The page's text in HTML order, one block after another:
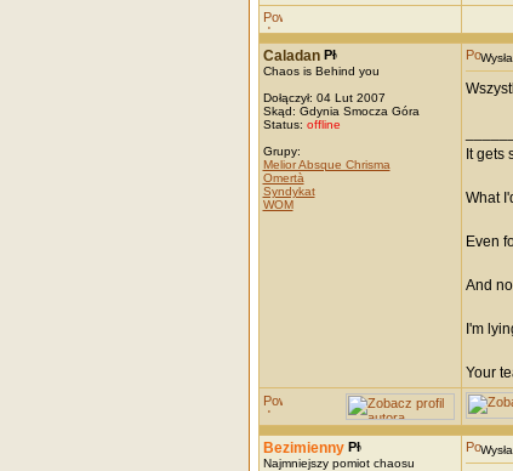
Caladan
Chaos is Behind you
Dołączył: 04 Lut 2007
Skąd: Gdynia Smocza Góra
Status: offline
Grupy:
Melior Absque Chrisma
Omertà
Syndykat
WOM
It gets
What
Even
And
I'm
Your
Bezimienny
Najmniejszy pomiot chaosu